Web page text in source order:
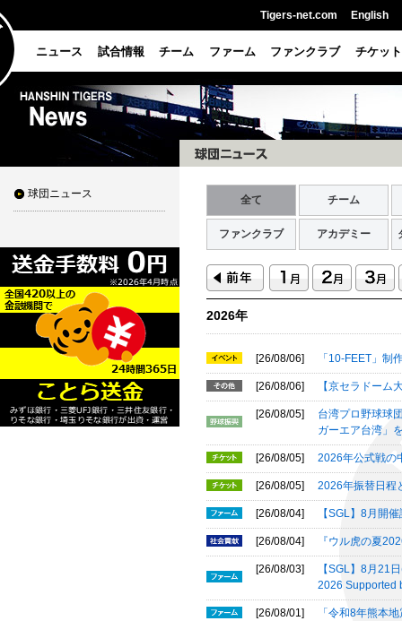
Tigers-net.com English
ニュース 試合情報 チーム ファーム ファンクラブ チケット
球団ニュース 全て チーム
ファンクラブ アカデミー
2026年
[26/08/06] 「10-FEET」制
[26/08/06] 【京セラドーム
[26/08/05]
台湾プロ野球球
ガーエア台湾」
[26/08/05] 2026年公式戦の
[26/08/05] 2026年振替日程
[26/08/04] 【SGL】8月開
[26/08/04] 『ウル虎の夏
[26/08/03]
【SGL】8月21
2026 Supported
[26/08/01] 「令和8年熊本